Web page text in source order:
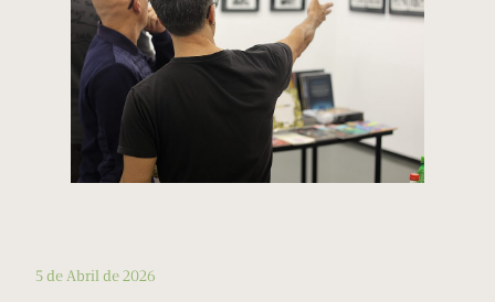
5 de Abril de 2026